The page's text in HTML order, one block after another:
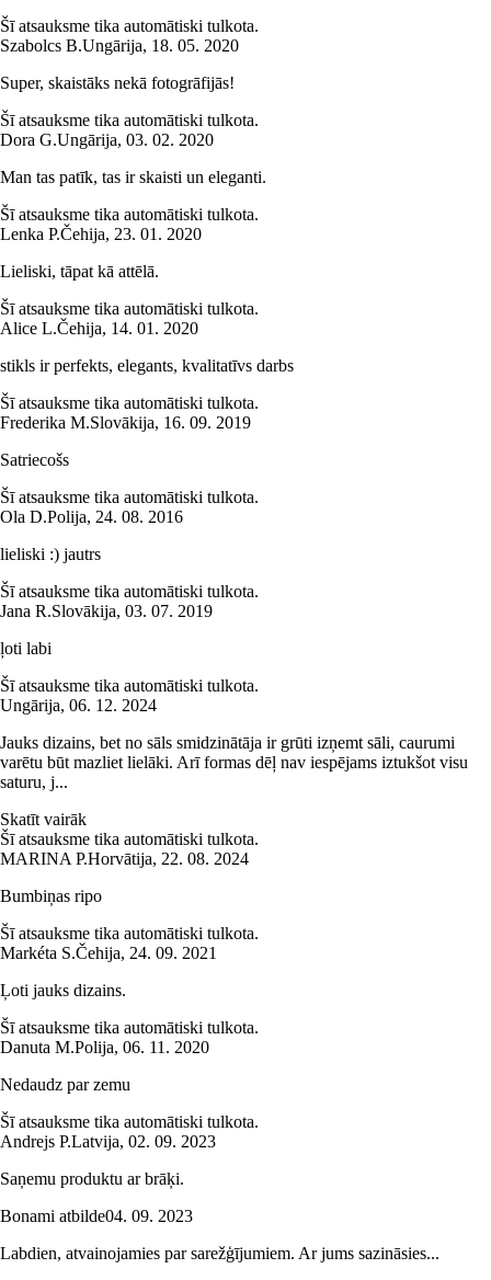
Šī atsauksme tika automātiski tulkota.
Szabolcs B.Ungārija, 18. 05. 2020
Super, skaistāks nekā fotogrāfijās!
Šī atsauksme tika automātiski tulkota.
Dora G.Ungārija, 03. 02. 2020
Man tas patīk, tas ir skaisti un eleganti.
Šī atsauksme tika automātiski tulkota.
Lenka P.Čehija, 23. 01. 2020
Lieliski, tāpat kā attēlā.
Šī atsauksme tika automātiski tulkota.
Alice L.Čehija, 14. 01. 2020
stikls ir perfekts, elegants, kvalitatīvs darbs
Šī atsauksme tika automātiski tulkota.
Frederika M.Slovākija, 16. 09. 2019
Satriecošs
Šī atsauksme tika automātiski tulkota.
Ola D.Polija, 24. 08. 2016
lieliski :) jautrs
Šī atsauksme tika automātiski tulkota.
Jana R.Slovākija, 03. 07. 2019
ļoti labi
Šī atsauksme tika automātiski tulkota.
Ungārija, 06. 12. 2024
Jauks dizains, bet no sāls smidzinātāja ir grūti izņemt sāli, caurumi
varētu būt mazliet lielāki. Arī formas dēļ nav iespējams iztukšot visu
saturu, j...
Skatīt vairāk
Šī atsauksme tika automātiski tulkota.
MARINA P.Horvātija, 22. 08. 2024
Bumbiņas ripo
Šī atsauksme tika automātiski tulkota.
Markéta S.Čehija, 24. 09. 2021
Ļoti jauks dizains.
Šī atsauksme tika automātiski tulkota.
Danuta M.Polija, 06. 11. 2020
Nedaudz par zemu
Šī atsauksme tika automātiski tulkota.
Andrejs P.Latvija, 02. 09. 2023
Saņemu produktu ar brāķi.
Bonami atbilde04. 09. 2023
Labdien, atvainojamies par sarežģījumiem. Ar jums sazināsies...